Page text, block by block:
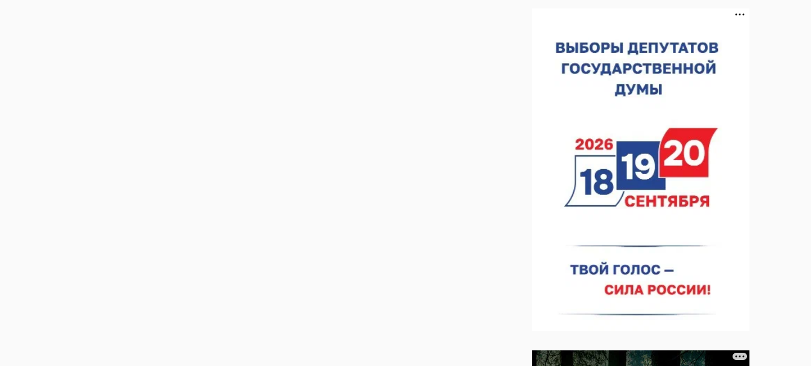
07.08.2026 12:15
В Нижнем Новгороде прошло совещание
Росгвардии
07.08.2026 12:04
Кратковременные перерывы вещания
телерадиопрограмм ожидаются в Нижнем
Новгороде до 16 августа в связи с покраской
телебашни
07.08.2026 11:20